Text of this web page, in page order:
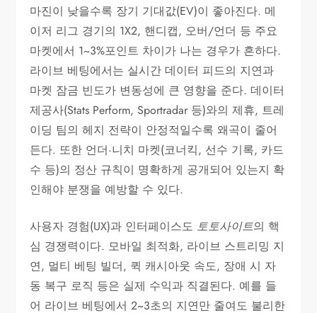
마진이 낮을수록 장기 기대값(EV)이 좋아진다. 메
이저 리그 경기의 1X2, 핸디캡, 오버/언더 등 주요
마켓에서 1~3%포인트 차이가 나는 경우가 흔하다.
라이브 베팅에서는 실시간 데이터 피드의 지연과
마켓 잠금 빈도가 변동성에 큰 영향을 준다. 데이터
제공사(Stats Perform, Sportradar 등)와의 제휴, 트레
이딩 팀의 헤지 전략이 안정적일수록 왜곡이 줄어
든다. 또한 언더·니치 마켓(코너킥, 선수 기록, 카드
수 등)의 정산 규칙이 명확하게 공개되어 있는지 확
인해야 분쟁을 예방할 수 있다.
사용자 경험(UX)과 인터페이스도 토토사이트의 핵
심 경쟁력이다. 모바일 최적화, 라이브 스트리밍 지
연, 멀티 베팅 빌더, 퀵 캐시아웃 속도, 장애 시 자
동 복구 로직 등은 실제 수익과 직결된다. 예를 들
어 라이브 베팅에서 2~3초의 지연만 줄여도 불리한